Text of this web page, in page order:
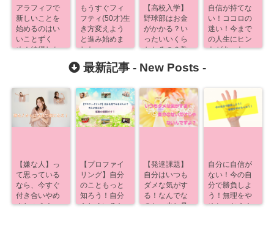
アラフィフで
新しいことを
始めるのはい
いことずく
め！納得しち
もうすぐフィ
フティ(50才)生
き方変えよう
と進み始めま
した
【高校入学】
野球部はお金
がかかる？い
ったいいくら
かかるの？教
自信が持てな
い！ココロの
迷い！今まで
の人生にヒン
トがあった
最新記事 - New Posts -
【嫌な人】っ
て思っている
なら、今すぐ
付き合いやめ
ましょう！
【プロファイ
リング】自分
のこともっと
知ろう！自分
らしくいるた
【発達課題】
自分はいつも
ダメな気がす
る！なんでな
のか、少し見
自分に自信が
ない！今の自
分で勝負しよ
う！無理をや
めちゃおう！